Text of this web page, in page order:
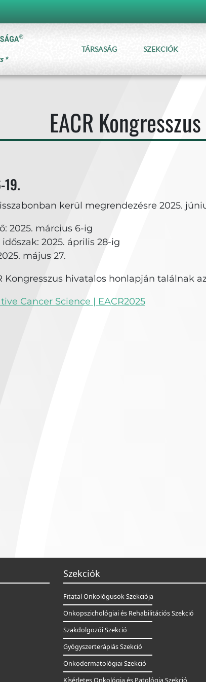
TÁRSASÁG SZEKCIÓK
EACR
kerül megrendezésre 2025.
2025. március 6-ig
2025. április 28-ig
május 27.
Kongresszus hivatalos honlapján találnak
Cancer Science | EACR2025
Szekciók
Fitatal Onkológusok Szekciója
Onkopszichológiai és Rehabilitációs Szekció
Szakdolgozói Szekció
Gyógyszerterápiás Szekció
Onkodermatológiai Szekció